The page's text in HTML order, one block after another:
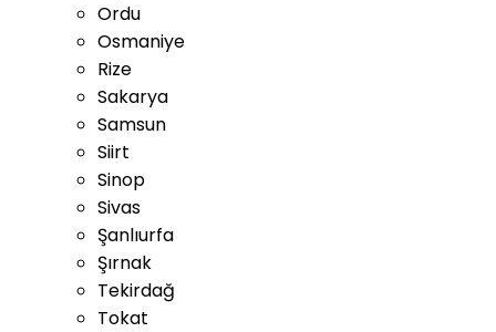
Ordu
Osmaniye
Rize
Sakarya
Samsun
Siirt
Sinop
Sivas
Şanlıurfa
Şırnak
Tekirdağ
Tokat